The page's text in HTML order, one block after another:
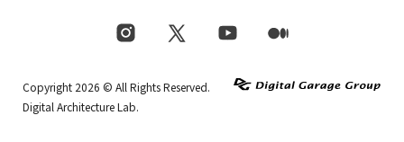
Copyright 2026 © All Rights Reserved.
Digital Architecture Lab.